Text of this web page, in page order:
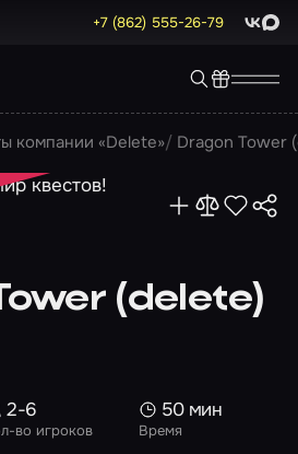
+7 (862) 555-26-79 Max
компании «Delete» Dragon Tower
(delete)
КВЕСТ ЗАКРЫТ
во игроков
2-6
Время
50 мин